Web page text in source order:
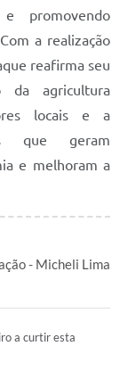
promovendo
a realização
reafirma seu
da agricultura
locais e a
que geram
e melhoram a
- Micheli Lima
a curtir esta